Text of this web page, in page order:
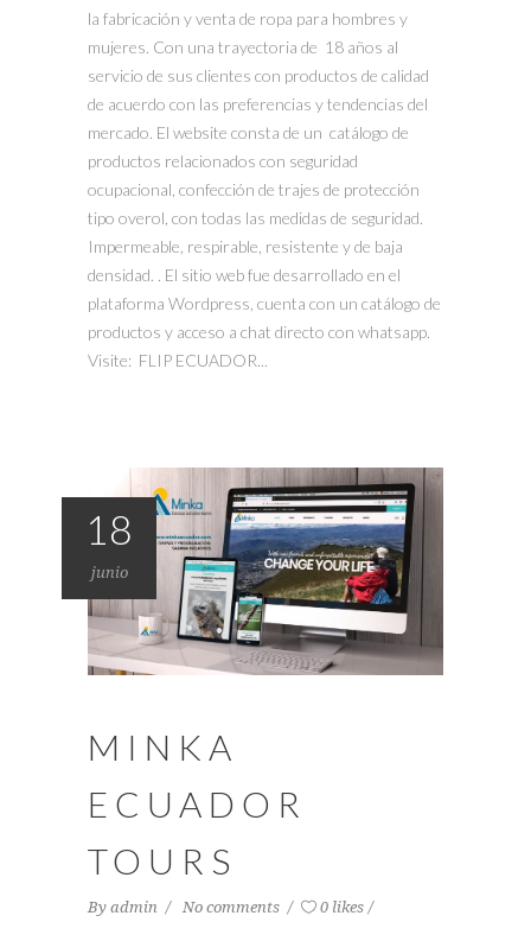
la fabricación y venta de ropa para hombres y
mujeres. Con una trayectoria de 18 años al
servicio de sus clientes con productos de calidad
de acuerdo con las preferencias y tendencias del
mercado. El website consta de un catálogo de
productos relacionados con seguridad
ocupacional, confección de trajes de protección
tipo overol, con todas las medidas de seguridad.
Impermeable, respirable, resistente y de baja
densidad. . El sitio web fue desarrollado en el
plataforma Wordpress, cuenta con un catálogo de
productos y acceso a chat directo con whatsapp.
Visite: FLIP ECUADOR...
18
junio
MINKA
ECUADOR
TOURS
By admin No comments 0 likes